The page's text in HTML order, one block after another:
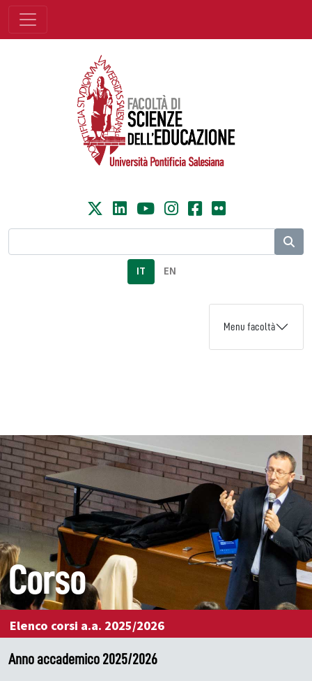
IT EN
Menu facoltà
Corso
Elenco corsi a.a. 2025/2026
Anno accademico 2025/2026